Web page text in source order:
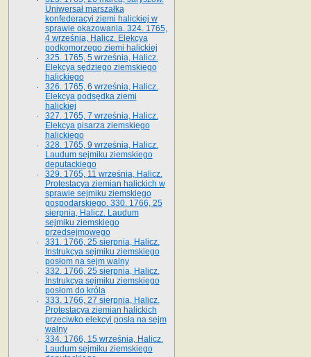
Uniwersał marszałka
konfederacyi ziemi halickiej w
sprawie okazowania. 324. 1765,
4 września, Halicz. Elekcya
podkomorzego ziemi halickiej
325. 1765, 5 września, Halicz.
Elekcya sędziego ziemskiego
halickiego
326. 1765, 6 września, Halicz.
Elekcya podsędka ziemi
halickiej
327. 1765, 7 września, Halicz.
Elekcya pisarza ziemskiego
halickiego
328. 1765, 9 września, Halicz.
Laudum sejmiku ziemskiego
deputackiego
329. 1765, 11 września, Halicz.
Protestacya ziemian halickich w
sprawie sejmiku ziemskiego
gospodarskiego. 330. 1766, 25
sierpnia, Halicz. Laudum
sejmiku ziemskiego
przedsejmowego
331. 1766, 25 sierpnia, Halicz.
Instrukcya sejmiku ziemskiego
posłom na sejm walny
332. 1766, 25 sierpnia, Halicz.
Instrukcya sejmiku ziemskiego
posłom do króla
333. 1766, 27 sierpnia, Halicz.
Protestacya ziemian halickich
przeciwko elekcyi posła na sejm
walny
334. 1766, 15 września, Halicz.
Laudum sejmiku ziemskiego